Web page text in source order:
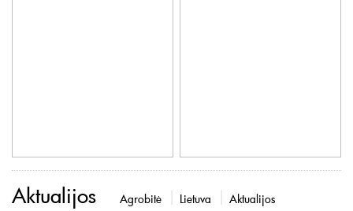
Aktualijos Agrobitė Lietuva Aktualijos